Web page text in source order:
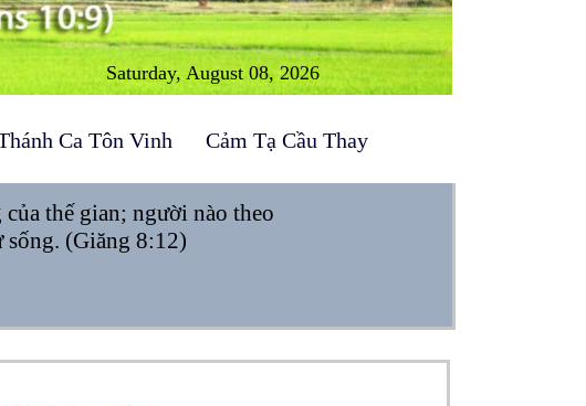
Saturday, August 08, 2026
thế gian; người nào theo
sống. (Giăng 8:12)
Ca Tôn Vinh Cảm Tạ Cầu Thay